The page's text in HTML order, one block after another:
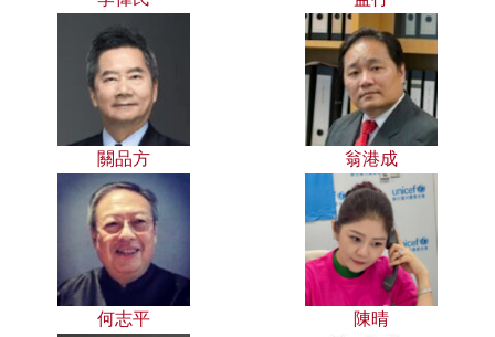
關品方 翁港成
何志平 陳晴